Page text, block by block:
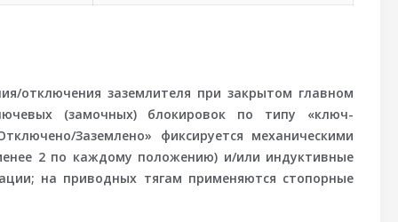
отключения заземлителя при закрытом главном
(замочных) блокировок по типу «ключ-
Заземлено» фиксируется механическими
2 по каждому положению) и/или индуктивные
на приводных тягам применяются стопорные